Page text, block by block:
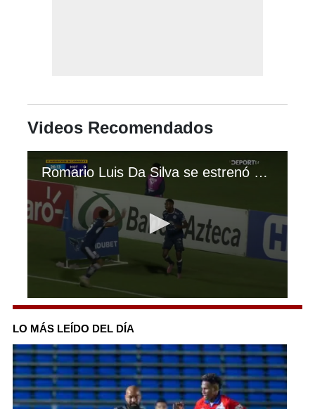
Videos Recomendados
Romario Luis Da Silva se estrenó como goleador con el Motagua anotando ante Platense
0
of
1
minute,
19
seconds
LO MÁS LEÍDO DEL DÍA